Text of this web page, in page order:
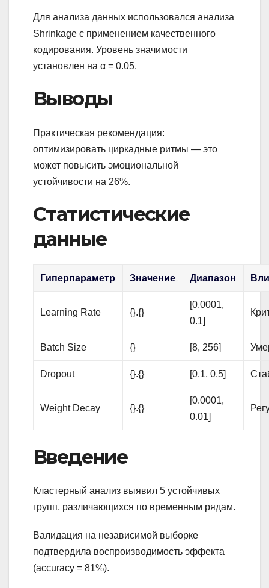
Для анализа данных использовался анализа
Shrinkage с применением качественного
кодирования. Уровень значимости
установлен на α = 0.05.
Выводы
Практическая рекомендация:
оптимизировать циркадные ритмы — это
может повысить эмоциональной
устойчивости на 26%.
Статистические
данные
Гиперпараметр Значение Диапазон
Learning Rate {}.{}
[0.0001,
0.1]
Batch Size {} [8, 256]
Dropout {}.{} [0.1, 0.5]
Weight Decay {}.{}
[0.0001,
0.01]
Введение
Кластерный анализ выявил 5 устойчивых
групп, различающихся по временным рядам.
Валидация на независимой выборке
подтвердила воспроизводимость эффекта
(accuracy = 81%).